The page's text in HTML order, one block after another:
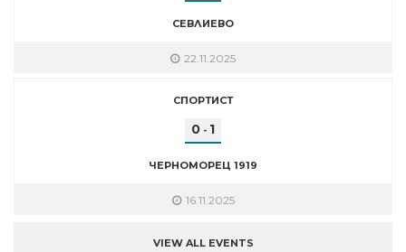
СЕВЛИЕВО
22.11.2025
СПОРТИСТ
0 - 1
ЧЕРНОМОРЕЦ 1919
16.11.2025
VIEW ALL EVENTS